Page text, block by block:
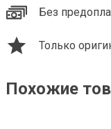
Без
Только
Похожие